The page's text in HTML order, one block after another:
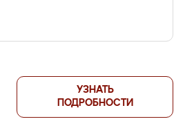
УЗНАТЬ
ПОДРОБНОСТИ